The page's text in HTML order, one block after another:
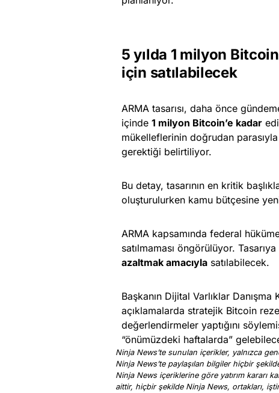
5 yılda 1 milyon
için satılabilecek
ARMA tasarısı, daha önce
içinde 1 milyon Bitcoin’e kadar
mükelleflerinin doğrudan parasıyla
gerektiği belirtiliyor.
Bu detay, tasarının en kritik
oluşturulurken kamu bütçesine
ARMA kapsamında federal
satılmaması öngörülüyor.
azaltmak amacıyla satılabilecek.
Başkanın Dijital Varlıklar
açıklamalarda stratejik Bitcoin
değerlendirmeler yaptığını
“önümüzdeki haftalarda”
Ninja News’te sunulan içerikler, yalnızca
Ninja News’te paylaşılan bilgiler hiçbir
Ninja News içeriklerine göre yatırım kararı
aittir, hiçbir şekilde Ninja News, ortakları,